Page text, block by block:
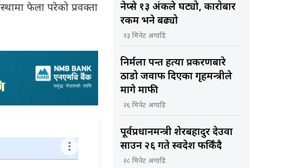
फेला परेको प्रवक्ता
नेप्से १३ अंकले घट्यो, कारोबार
रकम भने बढ्यो
२३ मिनेट अगाडि
निर्मला पन्त हत्या प्रकरणबारे
ठाडो जवाफ दिएका गृहमन्त्रीले
मागे माफी
२६ मिनेट अगाडि
पूर्वप्रधानमन्त्री शेरबहादुर देउवा
साउन २६ गते स्वदेश फर्किँदै
२८ मिनेट अगाडि